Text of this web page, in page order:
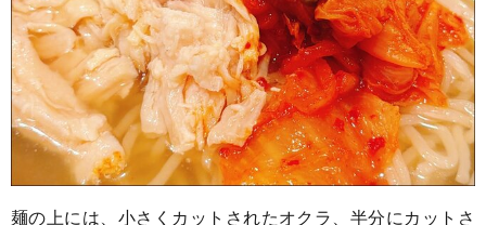
麺の上には、小さくカットされたオクラ、半分にカットさ